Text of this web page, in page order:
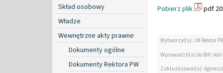
Skład osobowy
Władze
Wewnętrzne akty prawne
Dokumenty ogólne
Dokumenty Rektora PW
Pobierz plik
pdf
Wytworzył(a): JM Rektor
Wprowadził(a) do BIP:
Zaktualizował(a):